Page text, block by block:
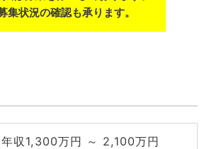
集状況の確認も承ります。
年収1,300万円 ～ 2,100万円